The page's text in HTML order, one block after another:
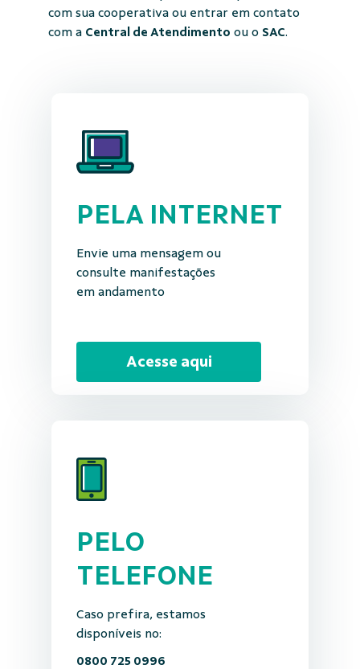
com sua cooperativa ou entrar em contato
com a Central de Atendimento ou o SAC.
PELA INTERNET
Envie uma mensagem ou
consulte manifestações
em andamento
Acesse aqui
PELO
TELEFONE
Caso prefira, estamos
disponíveis no:
0800 725 0996